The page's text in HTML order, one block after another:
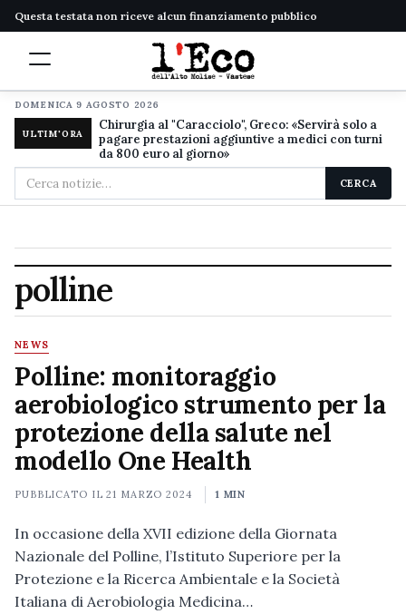
Questa testata non riceve alcun finanziamento pubblico
DOMENICA 9 AGOSTO 2026
ULTIM'ORA
Chirurgia al "Caracciolo", Greco: «Servirà solo a
pagare prestazioni aggiuntive a medici con turni
da 800 euro al giorno»
Cerca
nel
CERCA
polline
NEWS
Polline: monitoraggio
aerobiologico strumento per la
protezione della salute nel
modello One Health
PUBBLICATO IL21 MARZO 2024 1 MIN
In occasione della XVII edizione della Giornata
Nazionale del Polline, l’Istituto Superiore per la
Protezione e la Ricerca Ambientale e la Società
Italiana di Aerobiologia Medicina…